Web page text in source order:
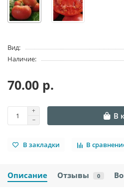
Вид:
Наличие:
70.00 р.
В
В закладки В
Описание Отзывы 0